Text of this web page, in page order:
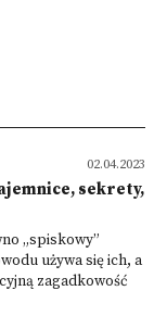
02.04.2023
sekrety,
„spiskowy”
używa się ich, a
zagadkowość